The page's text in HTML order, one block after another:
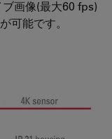
画像(最大60 fps)
可能です。